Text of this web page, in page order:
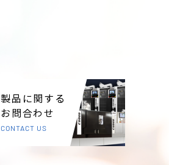
製品に関する
お問合わせ
CONTACT US